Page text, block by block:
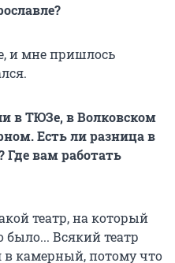
и мне пришлось
в ТЮЗе, в Волковском
Есть ли разница в
Где вам работать
театр, на который
Всякий театр
в камерный, потому что